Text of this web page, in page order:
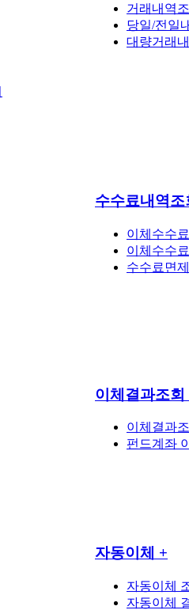
거래내역
당일/전일
대량거래
수수료내역
이체수수
이체수수
수수료면
이체결과조회
이체결과
펀드계좌
자동이체 +
자동이체
자동이체